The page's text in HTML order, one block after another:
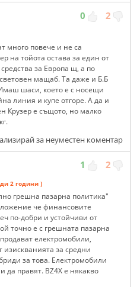
0 2
много повече и не са
на тойота остава за един от
за Европа щ, а по
мащаб. Та даже и Б.Б
шаси, което е с носещи
линия и купе отгоре. А да и
Крузер е същото, но малко
за неуместен коментар
1 2
2 години )
грешна пазарна политика"
че финансовите
по-добри и устойчиви от
точно е с грешната пазарна
електромобили,
изискванията за средни
за това. Електромобили
да правят. BZ4X е някакво